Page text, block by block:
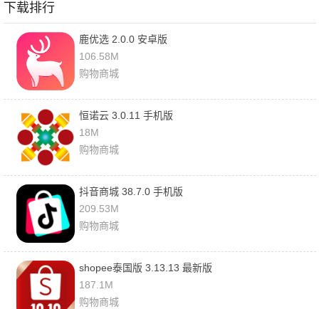
下载排行
鹿优选 2.0.0 安卓版
106.58M
购物商城
恒诺云 3.0.11 手机版
18M
购物商城
抖音商城 38.7.0 手机版
209.53M
购物商城
shopee泰国版 3.13.13 最新版
187.1M
购物商城